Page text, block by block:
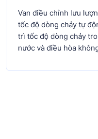
Van điều chỉnh lưu
tốc độ dòng chảy tự
trì tốc độ dòng chảy
nước và điều hòa